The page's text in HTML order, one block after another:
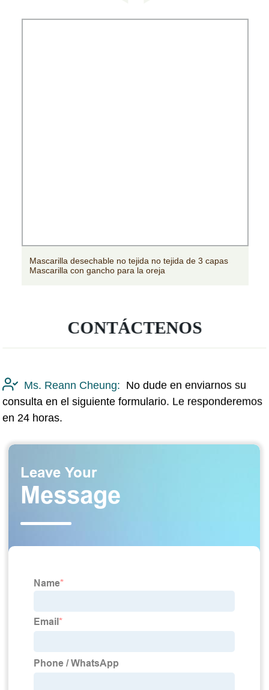
Tela no tejida Tela no tejida para muebles
CONTÁCTENOS
Ms. Reann Cheung: No dude en enviarnos su
consulta en el siguiente formulario. Le responderemos
en 24 horas.